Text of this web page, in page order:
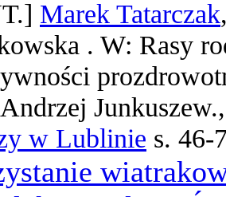
Marek Tatarczak
. W: Rasy
w Lublinie s. 46-